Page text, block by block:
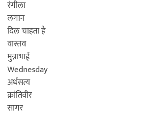
रंगीला
लगान
दिल चाहता है
वास्तव
मुन्नाभाई
Wednesday
अर्धसत्य
क्रांतिवीर
सागर